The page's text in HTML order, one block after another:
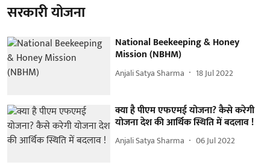
सरकारी योजना
National Beekeeping & Honey
Mission (NBHM)
Anjali Satya Sharma 18 Jul 2022
क्या है पीएम एफएमई योजना? कैसे करेगी
योजना देश की आर्थिक स्थिति में बदलाव !
Anjali Satya Sharma 06 Jul 2022